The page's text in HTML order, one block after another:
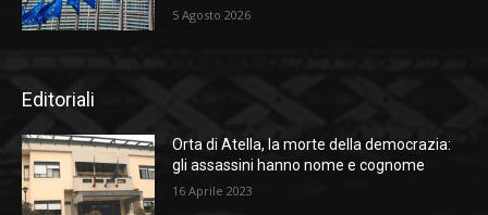
5 Agosto 2026
Editoriali
Orta di Atella, la morte della democrazia:
gli assassini hanno nome e cognome
16 Aprile 2023